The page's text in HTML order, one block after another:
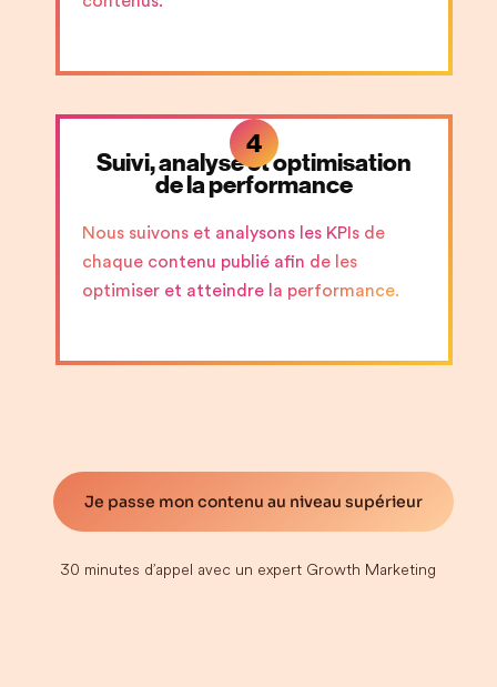
Suivi, analyse et optimisation
de la performance
Nous suivons et analysons les KPIs de
chaque contenu publié afin de les
optimiser et atteindre la performance.
4
Je passe mon contenu au niveau supérieur
30 minutes d’appel avec un expert Growth Marketing